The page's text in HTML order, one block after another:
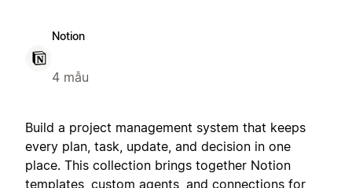
Notion
4 mẫu
Build a project management system that keeps
every plan, task, update, and decision in one
place. This collection brings together Notion
templates, custom agents, and connections for